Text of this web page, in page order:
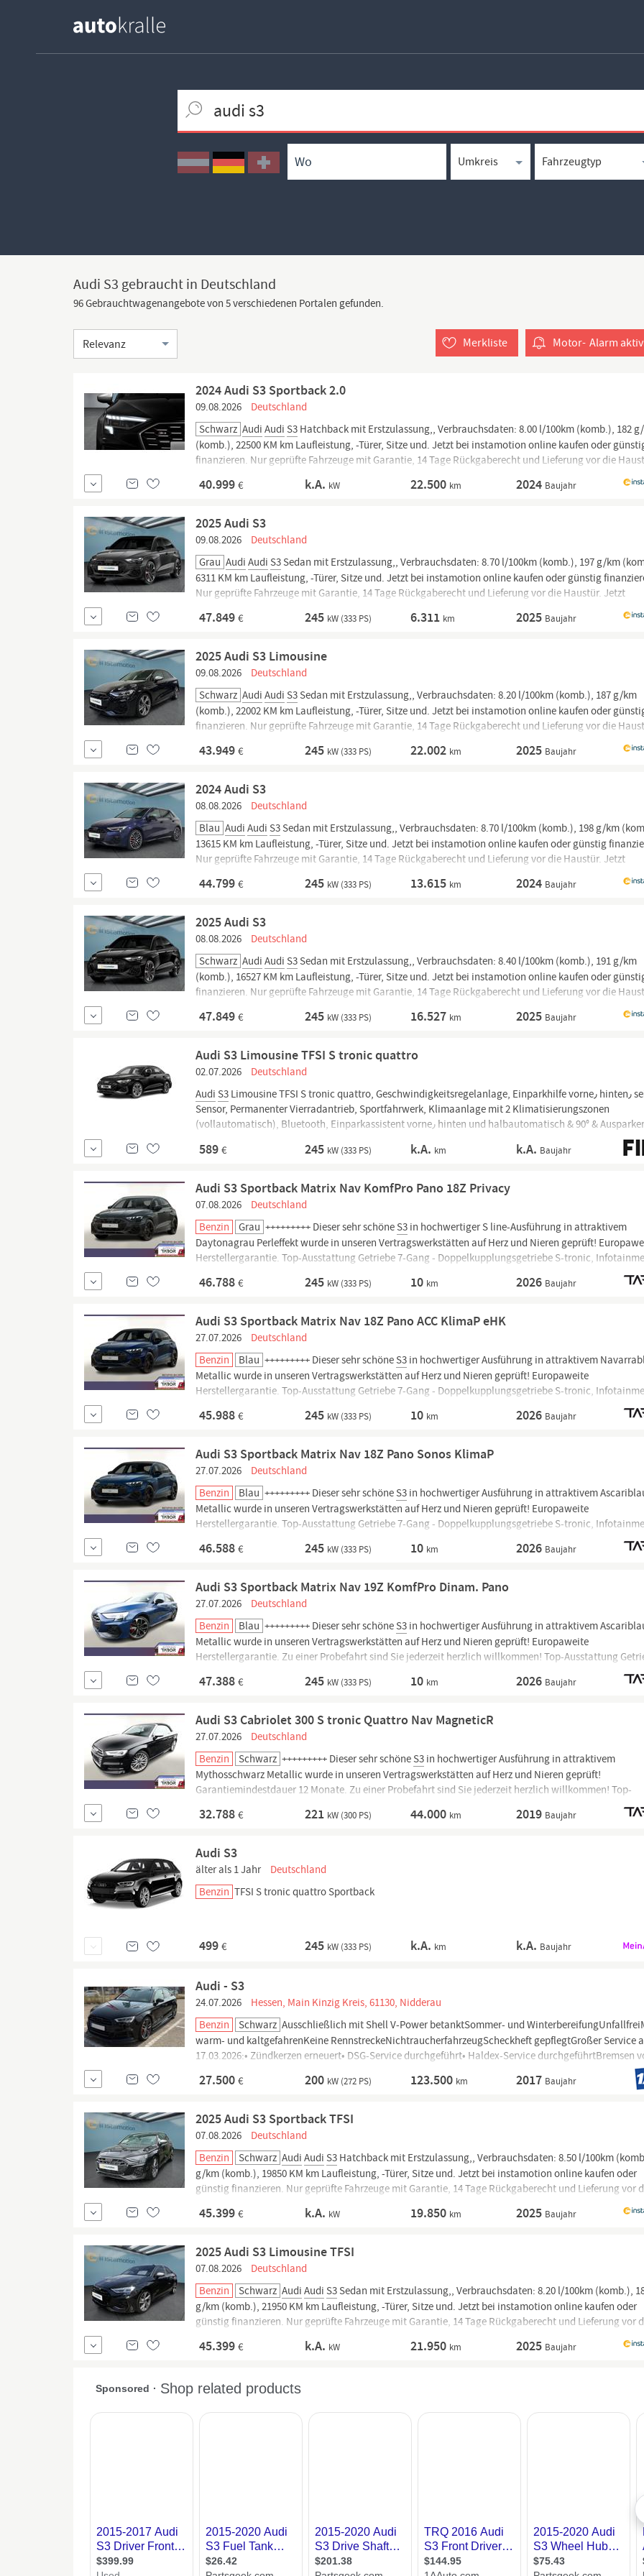
Ortssuche
Umkreissuche
Typsuche
Audi S3 gebraucht in Deutschland
96 Gebrauchtwagenangebote von 5 verschiedenen Portalen gefunden.
Sortierung Motor- Alarm
Merkliste
2024 Audi S3 Sportback 2.0
09.08.2026 Deutschland
40.999 € k.A. kW 22.500 km 2024 Baujahr
Schwarz Audi Audi S3 Hatchback mit Erstzulassung,, Verbrauchsdaten: 8.00 l/100km (komb.), 182
(komb.), 22500 KM km Laufleistung, -Türer, Sitze und. Jetzt bei instamotion online kaufen oder
finanzieren. Nur geprüfte Fahrzeuge mit Garantie, 14 Tage Rückgaberecht und Lieferung vor die
2025 Audi S3
09.08.2026 Deutschland
47.849 € 245 kW (333 PS) 6.311 km 2025 Baujahr
Grau Audi Audi S3 Sedan mit Erstzulassung,, Verbrauchsdaten: 8.70 l/100km (komb.), 197 g/km
6311 KM km Laufleistung, -Türer, Sitze und. Jetzt bei instamotion online kaufen oder günstig
Nur geprüfte Fahrzeuge mit Garantie, 14 Tage Rückgaberecht und Lieferung vor die Haustür. Jetzt
2025 Audi S3 Limousine
09.08.2026 Deutschland
43.949 € 245 kW (333 PS) 22.002 km 2025 Baujahr
Schwarz Audi Audi S3 Sedan mit Erstzulassung,, Verbrauchsdaten: 8.20 l/100km (komb.), 187 g/km
(komb.), 22002 KM km Laufleistung, -Türer, Sitze und. Jetzt bei instamotion online kaufen oder
finanzieren. Nur geprüfte Fahrzeuge mit Garantie, 14 Tage Rückgaberecht und Lieferung vor die
2024 Audi S3
08.08.2026 Deutschland
44.799 € 245 kW (333 PS) 13.615 km 2024 Baujahr
Blau Audi Audi S3 Sedan mit Erstzulassung,, Verbrauchsdaten: 8.70 l/100km (komb.), 198 g/km
13615 KM km Laufleistung, -Türer, Sitze und. Jetzt bei instamotion online kaufen oder günstig
Nur geprüfte Fahrzeuge mit Garantie, 14 Tage Rückgaberecht und Lieferung vor die Haustür. Jetzt
2025 Audi S3
08.08.2026 Deutschland
47.849 € 245 kW (333 PS) 16.527 km 2025 Baujahr
Schwarz Audi Audi S3 Sedan mit Erstzulassung,, Verbrauchsdaten: 8.40 l/100km (komb.), 191 g/km
(komb.), 16527 KM km Laufleistung, -Türer, Sitze und. Jetzt bei instamotion online kaufen oder
finanzieren. Nur geprüfte Fahrzeuge mit Garantie, 14 Tage Rückgaberecht und Lieferung vor die
Audi S3 Limousine TFSI S tronic quattro
02.07.2026 Deutschland
589 € 245 kW (333 PS) k.A. km k.A. Baujahr
Audi S3 Limousine TFSI S tronic quattro, Geschwindigkeitsregelanlage, Einparkhilfe vorne٫ hinten٫ seitlich
Sensor, Permanenter Vierradantrieb, Sportfahrwerk, Klimaanlage mit 2 Klimatisierungszonen
(vollautomatisch), Bluetooth, Einparkassistent vorne٫ hinten und halbautomatisch & 90° & Ausparken,
Audi S3 Sportback Matrix Nav KomfPro Pano 18Z Privacy
07.08.2026 Deutschland
46.788 € 245 kW (333 PS) 10 km 2026 Baujahr
Benzin Grau +++++++++ Dieser sehr schöne S3 in hochwertiger S line-Ausführung in attraktivem
Daytonagrau Perleffekt wurde in unseren Vertragswerkstätten auf Herz und Nieren geprüft!
Herstellergarantie. Top-Ausstattung Getriebe 7-Gang - Doppelkupplungsgetriebe S-tronic,
Audi S3 Sportback Matrix Nav 18Z Pano ACC KlimaP eHK
27.07.2026 Deutschland
45.988 € 245 kW (333 PS) 10 km 2026 Baujahr
Benzin Blau +++++++++ Dieser sehr schöne S3 in hochwertiger Ausführung in attraktivem
Metallic wurde in unseren Vertragswerkstätten auf Herz und Nieren geprüft! Europaweite
Herstellergarantie. Top-Ausstattung Getriebe 7-Gang - Doppelkupplungsgetriebe S-tronic,
Audi S3 Sportback Matrix Nav 18Z Pano Sonos KlimaP
27.07.2026 Deutschland
46.588 € 245 kW (333 PS) 10 km 2026 Baujahr
Benzin Blau +++++++++ Dieser sehr schöne S3 in hochwertiger Ausführung in attraktivem
Metallic wurde in unseren Vertragswerkstätten auf Herz und Nieren geprüft! Europaweite
Herstellergarantie. Top-Ausstattung Getriebe 7-Gang - Doppelkupplungsgetriebe S-tronic,
Audi S3 Sportback Matrix Nav 19Z KomfPro Dinam. Pano
27.07.2026 Deutschland
47.388 € 245 kW (333 PS) 10 km 2026 Baujahr
Benzin Blau +++++++++ Dieser sehr schöne S3 in hochwertiger Ausführung in attraktivem
Metallic wurde in unseren Vertragswerkstätten auf Herz und Nieren geprüft! Europaweite
Herstellergarantie. Zu einer Probefahrt sind Sie jederzeit herzlich willkommen! Top-Ausstattung
Audi S3 Cabriolet 300 S tronic Quattro Nav MagneticR
27.07.2026 Deutschland
32.788 € 221 kW (300 PS) 44.000 km 2019 Baujahr
Benzin Schwarz +++++++++ Dieser sehr schöne S3 in hochwertiger Ausführung in attraktivem
Mythosschwarz Metallic wurde in unseren Vertragswerkstätten auf Herz und Nieren geprüft!
Garantiemindestdauer 12 Monate. Zu einer Probefahrt sind Sie jederzeit herzlich willkommen! Top-
Audi S3
älter als 1 Jahr Deutschland
499 € 245 kW (333 PS) k.A. km k.A. Baujahr
Benzin TFSI S tronic quattro Sportback
Audi - S3
24.07.2026 Hessen, Main Kinzig Kreis, 61130, Nidderau
27.500 € 200 kW (272 PS) 123.500 km 2017 Baujahr
Benzin Schwarz Ausschließlich mit Shell V-Power betanktSommer- und
warm- und kaltgefahrenKeine RennstreckeNichtraucherfahrzeugScheckheft gepflegtGroßer Service
17.03.2026:• Zündkerzen erneuert• DSG-Service durchgeführt• Haldex-Service durchgeführtBremsen
2025 Audi S3 Sportback TFSI
07.08.2026 Deutschland
45.399 € k.A. kW 19.850 km 2025 Baujahr
Benzin Schwarz Audi Audi S3 Hatchback mit Erstzulassung,, Verbrauchsdaten: 8.50 l/100km
g/km (komb.), 19850 KM km Laufleistung, -Türer, Sitze und. Jetzt bei instamotion online kaufen oder
günstig finanzieren. Nur geprüfte Fahrzeuge mit Garantie, 14 Tage Rückgaberecht und Lieferung vor
2025 Audi S3 Limousine TFSI
07.08.2026 Deutschland
45.399 € k.A. kW 21.950 km 2025 Baujahr
Benzin Schwarz Audi Audi S3 Sedan mit Erstzulassung,, Verbrauchsdaten: 8.20 l/100km (komb.),
g/km (komb.), 21950 KM km Laufleistung, -Türer, Sitze und. Jetzt bei instamotion online kaufen oder
günstig finanzieren. Nur geprüfte Fahrzeuge mit Garantie, 14 Tage Rückgaberecht und Lieferung vor